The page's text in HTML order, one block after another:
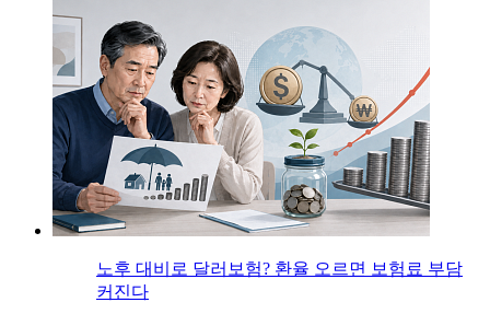
노후 대비로 달러보험? 환율 오르면 보험료 부담
커진다